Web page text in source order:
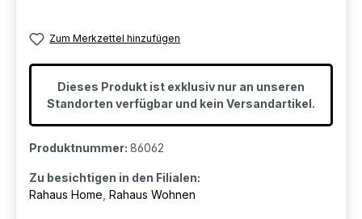
Zum Merkzettel hinzufügen
Dieses Produkt ist exklusiv nur an unseren
Standorten verfügbar und kein Versandartikel.
Produktnummer: 86062
Zu besichtigen in den Filialen:
Rahaus Home Rahaus Wohnen